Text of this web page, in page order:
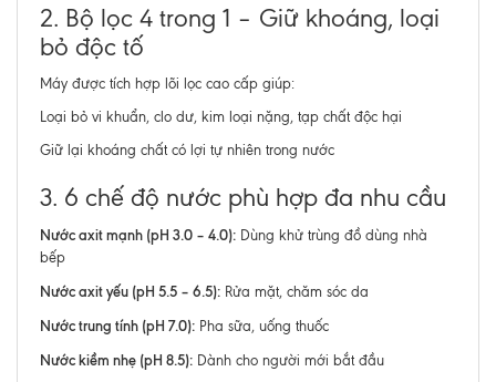
2. Bộ lọc 4 trong 1 – Giữ khoáng, loại
bỏ độc tố
Máy được tích hợp lõi lọc cao cấp giúp:
Loại bỏ vi khuẩn, clo dư, kim loại nặng, tạp chất độc hại
Giữ lại khoáng chất có lợi tự nhiên trong nước
3. 6 chế độ nước phù hợp đa nhu cầu
Nước axit mạnh (pH 3.0 – 4.0): Dùng khử trùng đồ dùng nhà
bếp
Nước axit yếu (pH 5.5 – 6.5): Rửa mặt, chăm sóc da
Nước trung tính (pH 7.0): Pha sữa, uống thuốc
Nước kiềm nhẹ (pH 8.5): Dành cho người mới bắt đầu